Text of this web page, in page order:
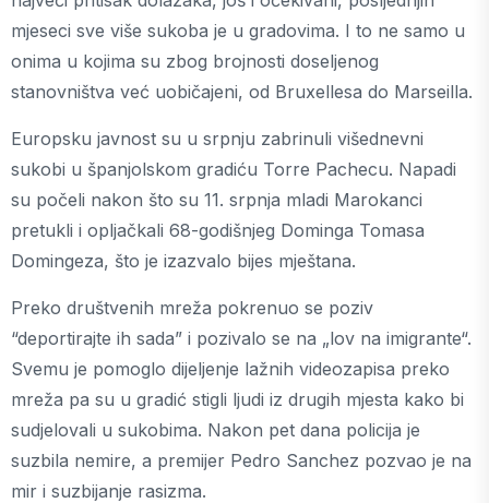
mjeseci sve više sukoba je u gradovima. I to ne samo u
onima u kojima su zbog brojnosti doseljenog
stanovništva već uobičajeni, od Bruxellesa do Marseilla.
Europsku javnost su u srpnju zabrinuli višednevni
sukobi u španjolskom gradiću Torre Pachecu. Napadi
su počeli nakon što su 11. srpnja mladi Marokanci
pretukli i opljačkali 68-godišnjeg Dominga Tomasa
Domingeza, što je izazvalo bijes mještana.
Preko društvenih mreža pokrenuo se poziv
“deportirajte ih sada” i pozivalo se na „lov na imigrante“.
Svemu je pomoglo dijeljenje lažnih videozapisa preko
mreža pa su u gradić stigli ljudi iz drugih mjesta kako bi
sudjelovali u sukobima. Nakon pet dana policija je
suzbila nemire, a premijer Pedro Sanchez pozvao je na
mir i suzbijanje rasizma.